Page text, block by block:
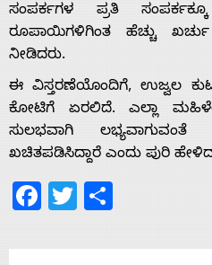
About
Us
Advertise
With
s
ಸಂಪರ್ಕಗಳ ಪ್ರತಿ
ರೂಪಾಯಿಗಳಿಗಿಂತ ಹೆಚ್ಚು
ನೀಡಿದರು.
ಈ ವಿಸ್ತರಣೆಯೊಂದಿಗೆ, ಉಜ್ವಲ
ಕೋಟಿಗೆ ಏರಲಿದೆ. ಎಲ್ಲಾ
ಸುಲಭವಾಗಿ
ಖಚಿತಪಡಿಸಿದ್ದಾರೆ ಎಂದು ಪುರಿ
Facebook
Twitter